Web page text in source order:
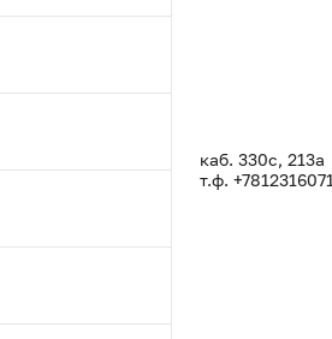
каб. 330с, 213а
т.ф.